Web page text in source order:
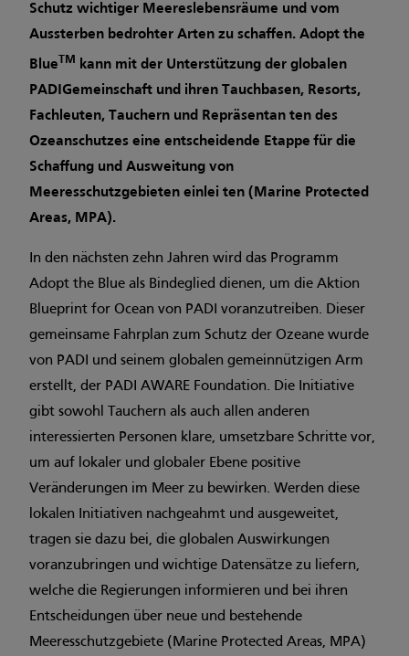
Schutz wichtiger Meereslebensräume und vom
Aussterben bedrohter Arten zu schaffen. Adopt the
BlueTM
kann mit der Unterstützung der globalen
PADI­Gemeinschaft und ihren Tauchbasen, Resorts,
Fachleuten, Tauchern und Repräsentan­ ten des
Ozeanschutzes eine entscheidende Etappe für die
Schaffung und Ausweitung von
Meeresschutzgebieten einlei­ ten (Marine Protected
Areas, MPA).
In den nächsten zehn Jahren wird das Programm
Adopt the Blue als Bindeglied dienen, um die Aktion
Blueprint for Ocean von PADI voranzutreiben. Dieser
gemeinsame Fahrplan zum Schutz der Ozeane wurde
von PADI und seinem globalen gemeinnützigen Arm
erstellt, der PADI AWARE Foundation. Die Initiative
gibt sowohl Tauchern als auch allen anderen
interessierten Personen klare, umsetzbare Schritte vor,
um auf lokaler und globaler Ebene positive
Veränderungen im Meer zu bewirken. Werden diese
lokalen Initiativen nachgeahmt und ausgeweitet,
tragen sie dazu bei, die globalen Auswirkungen
voranzubringen und wichtige Datensätze zu liefern,
welche die Regierungen informieren und bei ihren
Entscheidungen über neue und bestehende
Meeresschutzgebiete (Marine Protected Areas, MPA)